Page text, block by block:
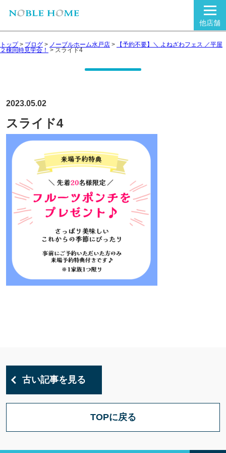
他店舗
トップ> ブログ > ノーブルホーム水戸店 > 【予約不要】＼ よねざわフェス ／平屋
２棟同時見学会！ > スライド4
2023.05.02
スライド4
古い記事を見る
TOPに戻る